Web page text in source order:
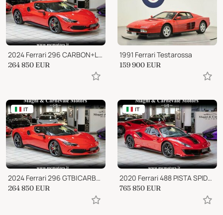
2024 Ferrari 296 CARBON+LEDS|LIFT|CAMERA|SCUDETTI|CARPLAY
264 850 EUR
1991 Ferrari Testarossa
159 900 EUR
IT
2024 Ferrari 296 GTB|CARBON+LEDS|LIFT|CAMERA|SCUDETTI|CARPLAY
264 850 EUR
IT
2020 Ferrari 488 PISTA SPIDER|FULL CARBON|LIFT SYSTEM|DAYTONA SEATS
765 850 EUR